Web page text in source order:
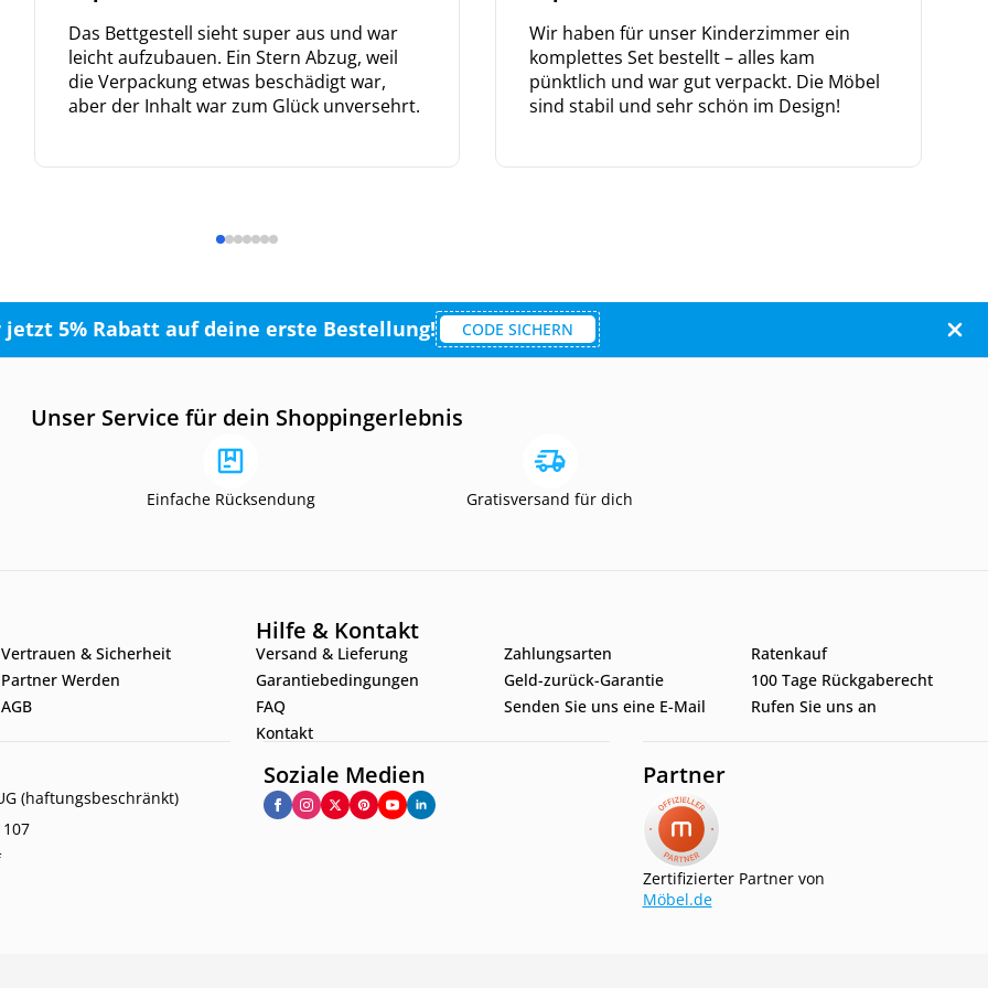
Das Bettgestell sieht super aus und war
leicht aufzubauen. Ein Stern Abzug, weil
die Verpackung etwas beschädigt war,
aber der Inhalt war zum Glück unversehrt.
Wir haben für unser Kinderzimmer ein
komplettes Set bestellt – alles kam
pünktlich und war gut verpackt. Die Möbel
sind stabil und sehr schön im Design!
jetzt 5% Rabatt auf deine erste Bestellung! CODE SICHERN
Unser Service für dein Shoppingerlebnis
Einfache Rücksendung Gratisversand für dich
Vertrauen & Sicherheit
Partner Werden
AGB
Hilfe & Kontakt
Versand & Lieferung Zahlungsarten
Ratenkauf
Garantiebedingungen
Geld-zurück-Garantie
100 Tage Rückgaberecht
FAQ
Senden Sie uns eine E-Mail
Rufen Sie uns an
Kontakt
(haftungsbeschränkt)
Soziale Medien Partner
Zertifizierter Partner von
Möbel.de